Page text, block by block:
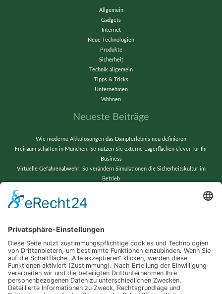
Allgemein
Gadgets
Internet
Neue Technologien
Produkte
Sicherheit
Technik allgemein
Tipps & Tricks
Unternehmen
Wohnen
Neueste Beiträge
Wie moderne Akkulösungen das Dampferlebnis neu definieren
Freiraum schaffen in München: So nutzen Sie externe Lagerflächen clever für Ihr
Business
Virtuelle Gefahrenabwehr: So verändern Simulationen die Sicherheitskultur im
Betrieb
Wenn alte Bänder neu erstrahlen: Techniktricks für gestochen scharfe Videos und
Schlagwörter
Automatisierung Barrierefreiheit Computer Dropshipping Erfolg
Garten
Industrie
Internet Küche Ladungssicherung Lampen LED Leuchten
Produkte Server Sicherheit Smart Smarthome Smartwatch